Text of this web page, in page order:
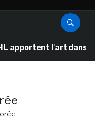
apportent l’art dans